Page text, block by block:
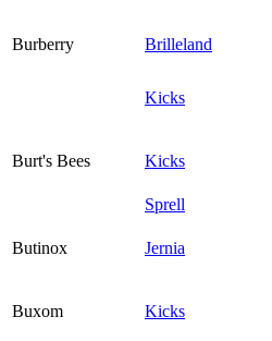
Burberry
Brilleland
Kicks
Burt's Bees Kicks
Sprell
Butinox Jernia
Buxom Kicks